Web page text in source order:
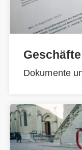
Geschäfte
Dokumente